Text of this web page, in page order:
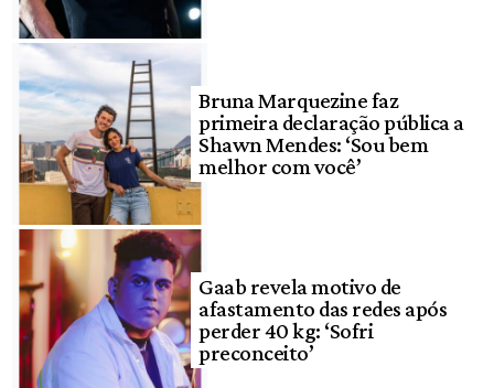
Bruna Marquezine faz
primeira declaração pública a
Shawn Mendes: ‘Sou bem
melhor com você’
Gaab revela motivo de
afastamento das redes após
perder 40 kg: ‘Sofri
preconceito’